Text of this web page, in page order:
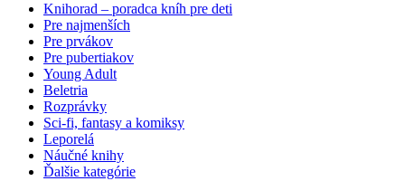
Knihorad – poradca kníh pre deti
Pre najmenších
Pre prvákov
Pre pubertiakov
Young Adult
Beletria
Rozprávky
Sci-fi, fantasy a komiksy
Leporelá
Náučné knihy
Ďalšie kategórie